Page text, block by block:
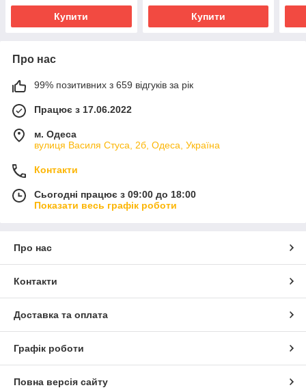
Купити Купити
Про нас
99% позитивних з 659 відгуків за рік
Працює з 17.06.2022
м. Одеса
вулиця Василя Стуса, 2б, Одеса, Україна
Контакти
Сьогодні працює з 09:00 до 18:00
Показати весь графік роботи
Про нас
Контакти
Доставка та оплата
Графік роботи
Повна версія сайту